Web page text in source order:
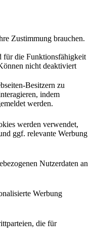
Zustimmung brauchen.
für die Funktionsfähigkeit
nicht deaktiviert
Besitzern zu
indem
werden.
werden verwendet,
ggf. relevante Werbung
Nutzerdaten an
Werbung
die für